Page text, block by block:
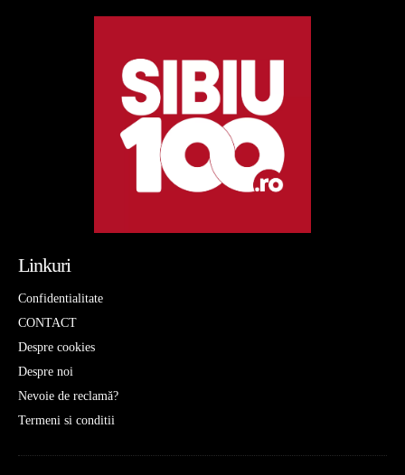
Linkuri
Confidentialitate
CONTACT
Despre cookies
Despre noi
Nevoie de reclamă?
Termeni si conditii